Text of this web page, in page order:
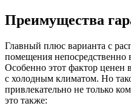
Преимущества
Главный плюс варианта с
помещения непосредственно
Особенно этот фактор ценен
с холодным климатом. Но
привлекательно не только
это также: